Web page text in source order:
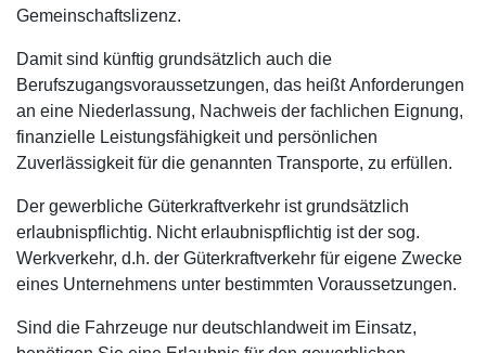
Gemeinschaftslizenz.
Damit sind künftig grundsätzlich auch die
Berufszugangsvoraussetzungen, das heißt Anforderungen
an eine Niederlassung, Nachweis der fachlichen Eignung,
finanzielle Leistungsfähigkeit und persönlichen
Zuverlässigkeit für die genannten Transporte, zu erfüllen.
Der gewerbliche Güterkraftverkehr ist grundsätzlich
erlaubnispflichtig. Nicht erlaubnispflichtig ist der sog.
Werkverkehr, d.h. der Güterkraftverkehr für eigene Zwecke
eines Unternehmens unter bestimmten Voraussetzungen.
Sind die Fahrzeuge nur deutschlandweit im Einsatz,